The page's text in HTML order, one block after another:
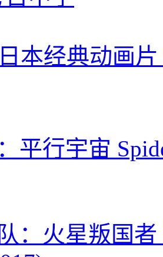
本经典动画
平行宇宙
：火星叛国者